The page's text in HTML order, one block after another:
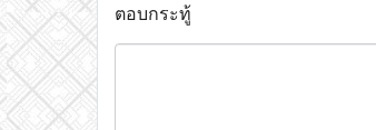
ตอบกระทู้